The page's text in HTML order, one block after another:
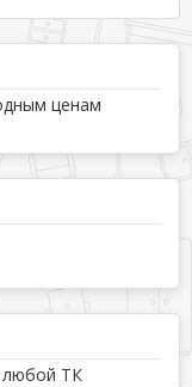
ценам
любой ТК